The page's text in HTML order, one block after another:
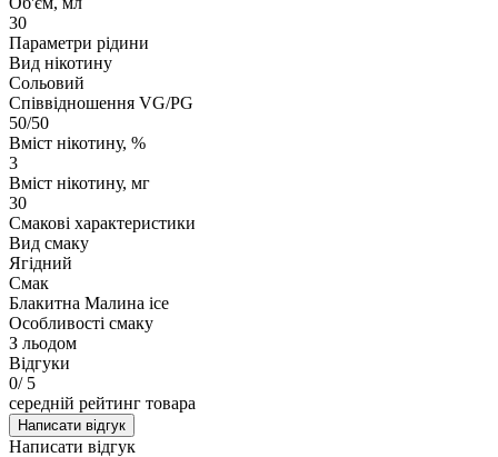
30
Параметри рідини
Вид нікотину
Сольовий
Співвідношення VG/PG
50/50
Вміст нікотину, %
3
Вміст нікотину, мг
30
Смакові характеристики
Вид смаку
Ягідний
Смак
Блакитна Малина ice
Особливості смаку
З льодом
Відгуки
0/ 5
середній рейтинг товара
Написати відгук
Написати відгук